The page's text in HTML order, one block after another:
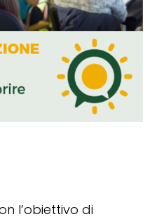
l’obiettivo di